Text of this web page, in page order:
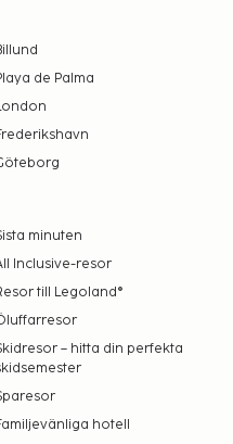
de Palma
minuten
Inclusive-resor
till Legoland®
– hitta din perfekta
hotell